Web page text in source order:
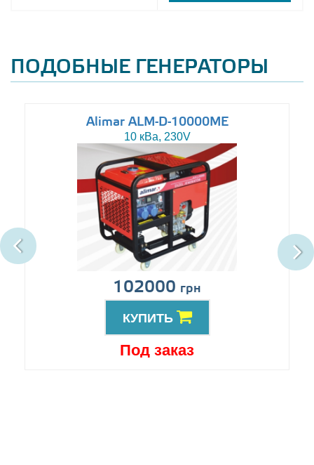
ПОДОБНЫЕ ГЕНЕРАТОРЫ
Alimar ALM-D-10000ME
10 кВа, 230V
102000 грн
КУПИТЬ
Под заказ